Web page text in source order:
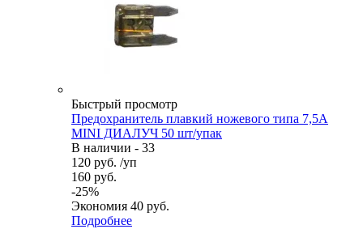
Быстрый просмотр
Предохранитель плавкий ножевого типа 7,5А
MINI ДИАЛУЧ 50 шт/упак
В наличии - 33
120 руб. /уп
160 руб.
-25%
Экономия 40 руб.
Подробнее